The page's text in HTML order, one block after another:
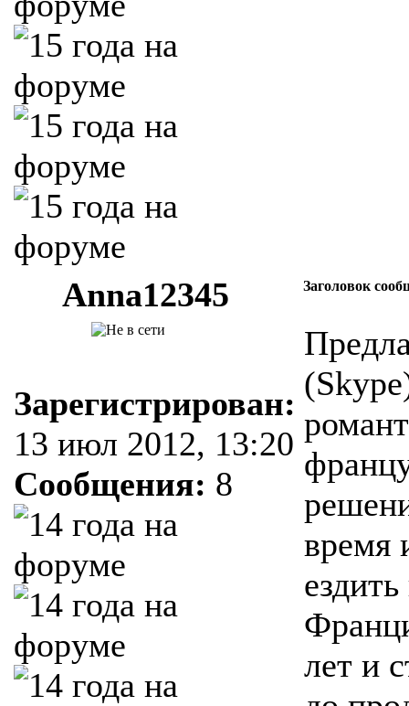
Anna12345 Заголовок
Зарегистрирован:
13 июл 2012, 13:20
Сообщения: 8
время
лет и